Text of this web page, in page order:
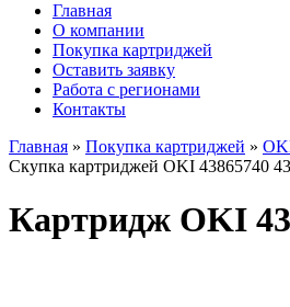
Главная
О компании
Покупка картриджей
Оставить заявку
Работа с регионами
Контакты
Главная » Покупка картриджей »
Скупка картриджей OKI 43865740
Картридж OKI